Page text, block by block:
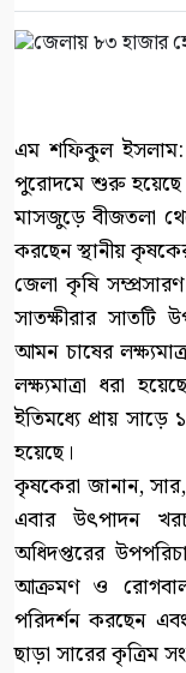
এম শফিকুল ইসলাম:
পুরোদমে শুরু হয়েছে
মাসজুড়ে বীজতলা
করছেন স্থানীয়
জেলা কৃষি
সাতক্ষীরার
আমন চাষের
লক্ষ্যমাত্রা ধরা
ইতিমধ্যে প্রায়
হয়েছে।
কৃষকেরা জানান,
এবার উৎপাদন
অধিদপ্তরের
আক্রমণ ও
পরিদর্শন করছেন
ছাড়া সারের কৃত্রিম